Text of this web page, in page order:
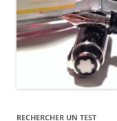
RECHERCHER UN TEST